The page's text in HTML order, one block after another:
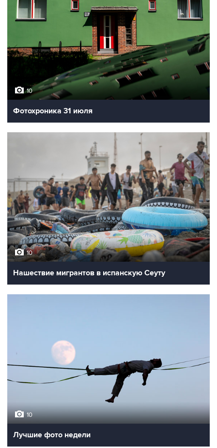
10
Фотохроника 31 июля
10
Нашествие мигрантов в испанскую Сеуту
10
Лучшие фото недели